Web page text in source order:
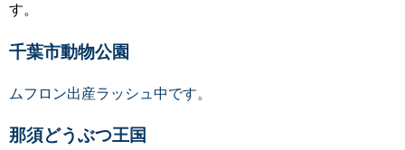
す。
千葉市動物公園
ムフロン出産ラッシュ中です。
那須どうぶつ王国